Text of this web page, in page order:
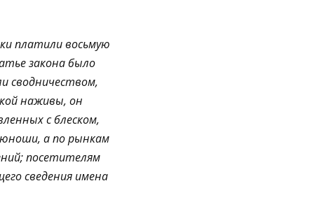
платили восьмую
закона было
сводничеством,
наживы, он
с блеском,
а по рынкам
посетителям
сведения имена